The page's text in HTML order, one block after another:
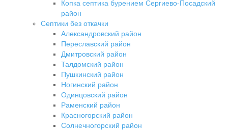
Копка септика бурением Сергиево-Посадский
район
Септики без откачки
Александровский район
Переславский район
Дмитровский район
Талдомский район
Пушкинский район
Ногинский район
Одинцовский район
Раменский район
Красногорский район
Солнечногорский район